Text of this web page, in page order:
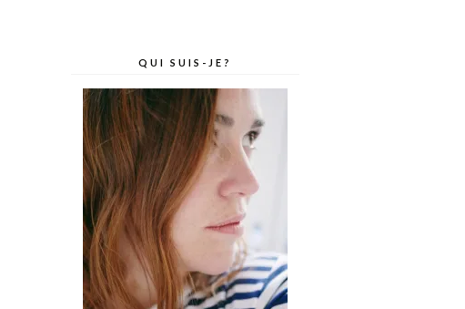
QUI SUIS-JE?